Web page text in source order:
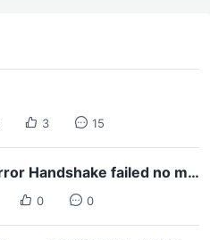
3 15
Debian12 SSH连接报错：Error Handshake failed no matching host key format
0 0